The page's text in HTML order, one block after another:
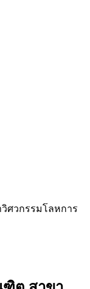
ศวกรรมโลหการ